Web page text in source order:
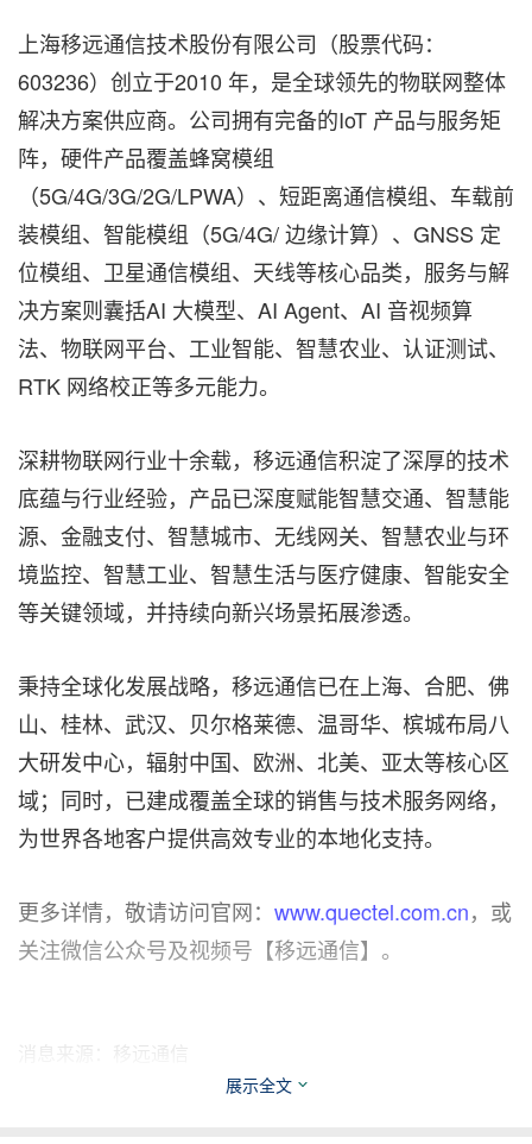
上海移远通信技术股份有限公司（股票代码：
603236）创立于2010 年，是全球领先的物联网整体
解决方案供应商。公司拥有完备的IoT 产品与服务矩
阵，硬件产品覆盖蜂窝模组
（5G/4G/3G/2G/LPWA）、短距离通信模组、车载前
装模组、智能模组（5G/4G/ 边缘计算）、GNSS 定
位模组、卫星通信模组、天线等核心品类，服务与解
决方案则囊括AI 大模型、AI Agent、AI 音视频算
法、物联网平台、工业智能、智慧农业、认证测试、
RTK 网络校正等多元能力。
深耕物联网行业十余载，移远通信积淀了深厚的技术
底蕴与行业经验，产品已深度赋能智慧交通、智慧能
源、金融支付、智慧城市、无线网关、智慧农业与环
境监控、智慧工业、智慧生活与医疗健康、智能安全
等关键领域，并持续向新兴场景拓展渗透。
秉持全球化发展战略，移远通信已在上海、合肥、佛
山、桂林、武汉、贝尔格莱德、温哥华、槟城布局八
大研发中心，辐射中国、欧洲、北美、亚太等核心区
域；同时，已建成覆盖全球的销售与技术服务网络，
为世界各地客户提供高效专业的本地化支持。
更多详情，敬请访问官网： www.quectel.com.cn，或
关注微信公众号及视频号【移远通信】。
消息来源：移远通信
展示全文